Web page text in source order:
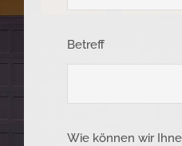
Betreff
Wie können wir